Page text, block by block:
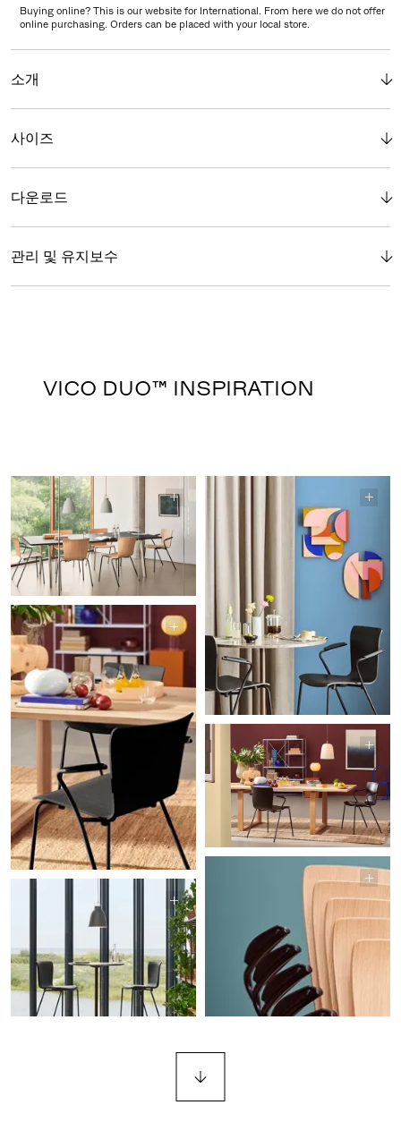
Buying online? This is our website for International. From here we do not offer
online purchasing. Orders can be placed with your local store.
소개
사이즈
다운로드
관리 및 유지보수
VICO DUO™ INSPIRATION